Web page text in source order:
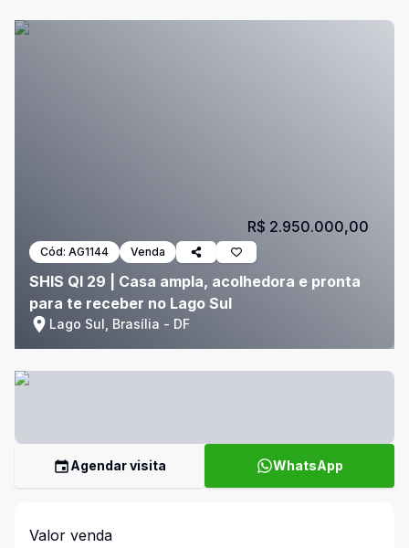
Cód: AG1144 Venda
SHIS QI 29 | Casa ampla, acolhedora e pronta
para te receber no Lago Sul
Lago Sul, Brasília - DF
R$ 2.950.000,00
Agendar visita WhatsApp
Valor venda